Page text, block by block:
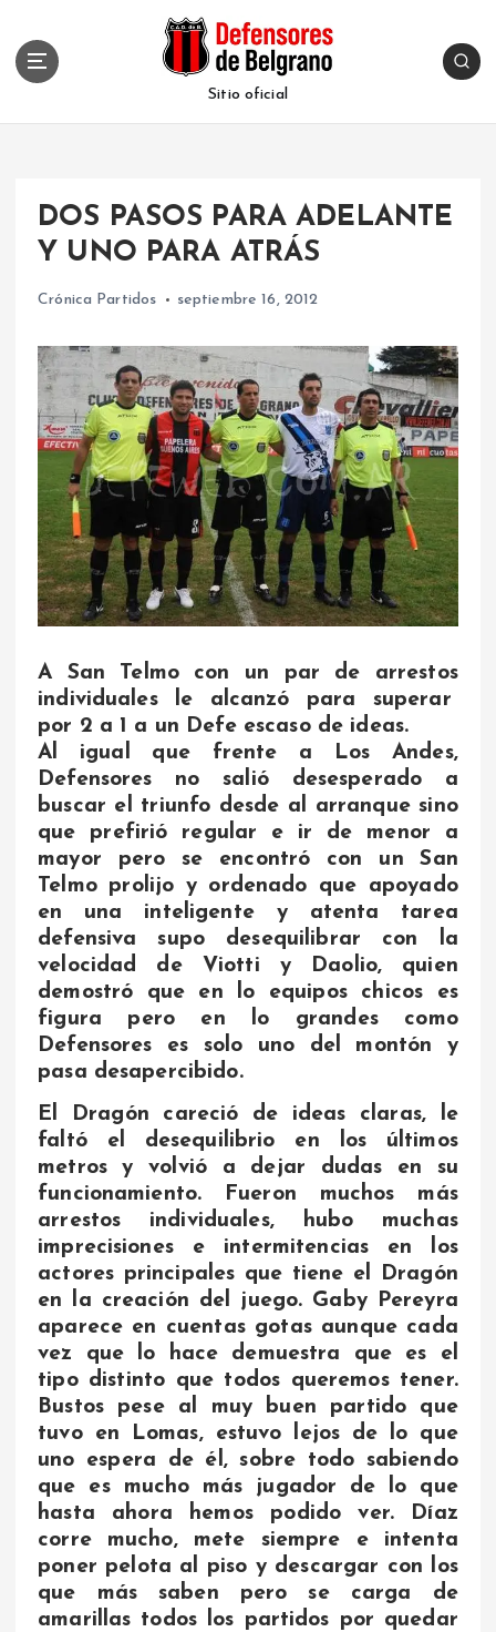
Sitio oficial
DOS PASOS PARA ADELANTE
Y UNO PARA ATRÁS
Crónica Partidos septiembre 16, 2012
A San Telmo con un par de arrestos
individuales le alcanzó para superar
por 2 a 1 a un Defe escaso de ideas.
Al igual que frente a Los Andes,
Defensores no salió desesperado a
buscar el triunfo desde al arranque sino
que prefirió regular e ir de menor a
mayor pero se encontró con un San
Telmo prolijo y ordenado que apoyado
en una inteligente y atenta tarea
defensiva supo desequilibrar con la
velocidad de Viotti y Daolio, quien
demostró que en lo equipos chicos es
figura pero en lo grandes como
Defensores es solo uno del montón y
pasa desapercibido.
El Dragón careció de ideas claras, le
faltó el desequilibrio en los últimos
metros y volvió a dejar dudas en su
funcionamiento. Fueron muchos más
arrestos individuales, hubo muchas
imprecisiones e intermitencias en los
actores principales que tiene el Dragón
en la creación del juego. Gaby Pereyra
aparece en cuentas gotas aunque cada
vez que lo hace demuestra que es el
tipo distinto que todos queremos tener.
Bustos pese al muy buen partido que
tuvo en Lomas, estuvo lejos de lo que
uno espera de él, sobre todo sabiendo
que es mucho más jugador de lo que
hasta ahora hemos podido ver. Díaz
corre mucho, mete siempre e intenta
poner pelota al piso y descargar con los
que más saben pero se carga de
amarillas todos los partidos por quedar